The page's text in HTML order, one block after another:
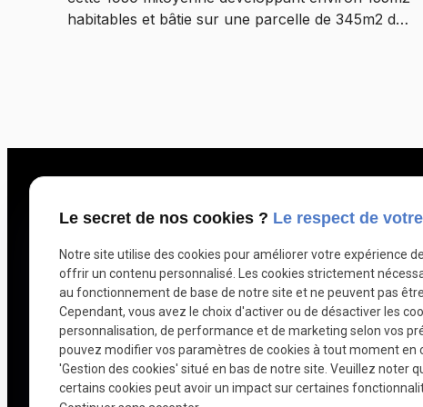
amateurs de chevaux). A visiter !!!
habitables et bâtie sur une parcelle de 345m2 de
rangement et WC avec lave-mains. Pergola
fermée de 16m2 environ. Au premier :
salle de douche avec WC. Au second : palier,
nuit et salle de bains. CCgaz de ville, double
vitrage PVC volets roulants manuels, fibre, tout à
l'égout. A l'extérieur : jardin clos et arboré,
dépendances (chaufferie/abris de jardin). A visiter
! Emplacement idéal !! Beaux volumes !! Les
informations sur les risques auxquels ce bien est
exposé sont disponibles sur le site
Le secret de nos cookies ? Le respect de
Notre site utilise des cookies pour améliorer votre expérience
offrir un contenu personnalisé. Les cookies strictement
au fonctionnement de base de notre site et ne peuvent pas
Cependant, vous avez le choix d'activer ou de désactiver les
personnalisation, de performance et de marketing selon vos
pouvez modifier vos paramètres de cookies à tout moment en
'Gestion des cookies' situé en bas de notre site. Veuillez noter
certains cookies peut avoir un impact sur certaines